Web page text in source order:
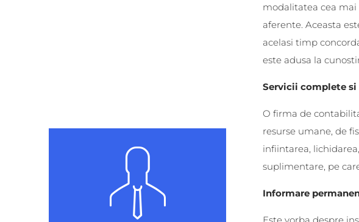
modalitatea cea
aferente. Aceasta
acelasi timp
este adusa la
Servicii complete
O firma de
resurse umane, de
infiintarea,
suplimentare, pe
Informare